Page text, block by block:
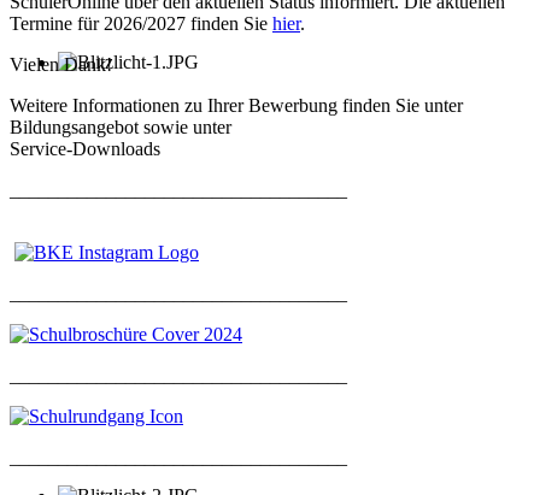
Termine für 2026/2027 finden Sie hier.
Vielen Dank!
Weitere Informationen zu Ihrer Bewerbung finden Sie unter
Bildungsangebot sowie unter
Service-Downloads